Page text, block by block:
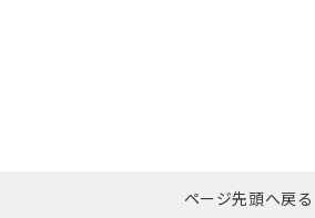
括ダウンロード
ページ先頭へ戻る